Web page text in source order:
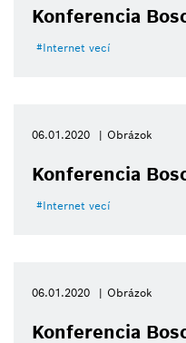
Konferencia
Internet vecí
06.01.2020 Obrázok
Konferencia
Internet vecí
06.01.2020 Obrázok
Konferencia